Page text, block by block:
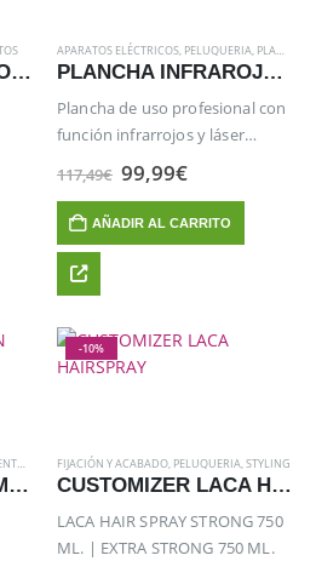
ACEITE NANOVITIN OIL ARGAN
APARATOS ELÉCTRICOS, PELUQUERIA, PLANCHAS
PLANCHA INFRAROJOS AG SILVER
Plancha de uso profesional con
función infrarrojos y láser
generador de iones
117,49€ El
precio
original
era:
117,49€.
99,99€El
actual
es:
99,99€.
AÑADIR AL CARRITO
VOLUMEN
MASCARILLA VOLUMEN DRIZA
-10%
FIJACIÓN Y ACABADO, PELUQUERIA,STYLING
CUSTOMIZER LACA HAIRSPRAY
LACA HAIR SPRAY STRONG 750
ML. | EXTRA STRONG 750 ML.